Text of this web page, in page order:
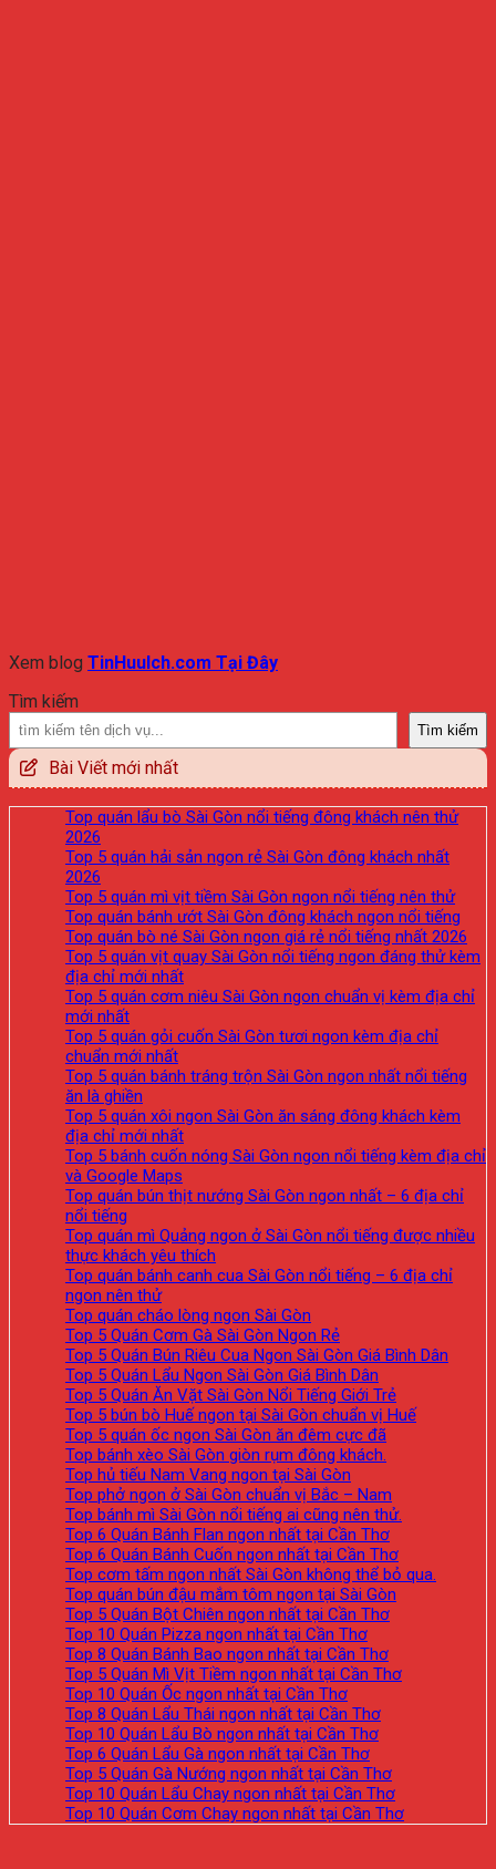
Xem blog TinHuuIch.com Tại Đây
Tìm kiếm
Tìm kiếm
Bài Viết mới nhất
Top quán lẩu bò Sài Gòn nổi tiếng đông khách nên thử
2026
Top 5 quán hải sản ngon rẻ Sài Gòn đông khách nhất
2026
Top 5 quán mì vịt tiềm Sài Gòn ngon nổi tiếng nên thử
Top quán bánh ướt Sài Gòn đông khách ngon nổi tiếng
Top quán bò né Sài Gòn ngon giá rẻ nổi tiếng nhất 2026
Top 5 quán vịt quay Sài Gòn nổi tiếng ngon đáng thử kèm
địa chỉ mới nhất
Top 5 quán cơm niêu Sài Gòn ngon chuẩn vị kèm địa chỉ
mới nhất
Top 5 quán gỏi cuốn Sài Gòn tươi ngon kèm địa chỉ
chuẩn mới nhất
Top 5 quán bánh tráng trộn Sài Gòn ngon nhất nổi tiếng
ăn là ghiền
Top 5 quán xôi ngon Sài Gòn ăn sáng đông khách kèm
địa chỉ mới nhất
Top 5 bánh cuốn nóng Sài Gòn ngon nổi tiếng kèm địa chỉ
và Google Maps
Top quán bún thịt nướng Sài Gòn ngon nhất – 6 địa chỉ
nổi tiếng
Top quán mì Quảng ngon ở Sài Gòn nổi tiếng được nhiều
thực khách yêu thích
Top quán bánh canh cua Sài Gòn nổi tiếng – 6 địa chỉ
ngon nên thử
Top quán cháo lòng ngon Sài Gòn
Top 5 Quán Cơm Gà Sài Gòn Ngon Rẻ
Top 5 Quán Bún Riêu Cua Ngon Sài Gòn Giá Bình Dân
Top 5 Quán Lẩu Ngon Sài Gòn Giá Bình Dân
Top 5 Quán Ăn Vặt Sài Gòn Nổi Tiếng Giới Trẻ
Top 5 bún bò Huế ngon tại Sài Gòn chuẩn vị Huế
Top 5 quán ốc ngon Sài Gòn ăn đêm cực đã
Top bánh xèo Sài Gòn giòn rụm đông khách.
Top hủ tiếu Nam Vang ngon tại Sài Gòn
Top phở ngon ở Sài Gòn chuẩn vị Bắc – Nam
Top bánh mì Sài Gòn nổi tiếng ai cũng nên thử.
Top 6 Quán Bánh Flan ngon nhất tại Cần Thơ
Top 6 Quán Bánh Cuốn ngon nhất tại Cần Thơ
Top cơm tấm ngon nhất Sài Gòn không thể bỏ qua.
Top quán bún đậu mắm tôm ngon tại Sài Gòn
Top 5 Quán Bột Chiên ngon nhất tại Cần Thơ
Top 10 Quán Pizza ngon nhất tại Cần Thơ
Top 8 Quán Bánh Bao ngon nhất tại Cần Thơ
Top 5 Quán Mì Vịt Tiềm ngon nhất tại Cần Thơ
Top 10 Quán Ốc ngon nhất tại Cần Thơ
Top 8 Quán Lẩu Thái ngon nhất tại Cần Thơ
Top 10 Quán Lẩu Bò ngon nhất tại Cần Thơ
Top 6 Quán Lẩu Gà ngon nhất tại Cần Thơ
Top 5 Quán Gà Nướng ngon nhất tại Cần Thơ
Top 10 Quán Lẩu Chay ngon nhất tại Cần Thơ
Top 10 Quán Cơm Chay ngon nhất tại Cần Thơ